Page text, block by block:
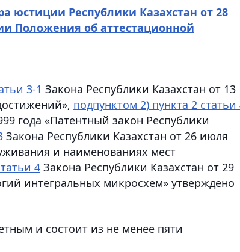
юстиции Республики Казахстан от 28
Положения об аттестационной
3-1 Закона Республики Казахстан от 13
подпунктом 2) пункта 2 статьи
года «Патентный закон Республики
Закона Республики Казахстан от 26 июля
и наименованиях мест
4 Закона Республики Казахстан от 29
интегральных микросхем» утверждено
и состоит из не менее пяти